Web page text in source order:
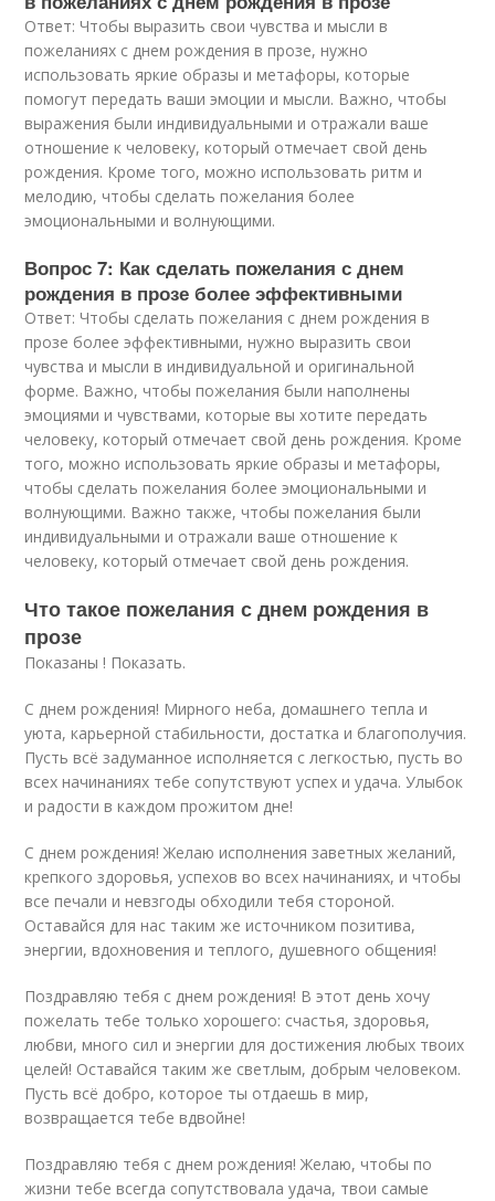
Ответ: Чтобы выразить свои чувства и мысли в
пожеланиях с днем рождения в прозе, нужно
использовать яркие образы и метафоры, которые
помогут передать ваши эмоции и мысли. Важно, чтобы
выражения были индивидуальными и отражали ваше
отношение к человеку, который отмечает свой день
рождения. Кроме того, можно использовать ритм и
мелодию, чтобы сделать пожелания более
эмоциональными и волнующими.
Вопрос 7: Как сделать пожелания с днем
рождения в прозе более эффективными
Ответ: Чтобы сделать пожелания с днем рождения в
прозе более эффективными, нужно выразить свои
чувства и мысли в индивидуальной и оригинальной
форме. Важно, чтобы пожелания были наполнены
эмоциями и чувствами, которые вы хотите передать
человеку, который отмечает свой день рождения. Кроме
того, можно использовать яркие образы и метафоры,
чтобы сделать пожелания более эмоциональными и
волнующими. Важно также, чтобы пожелания были
индивидуальными и отражали ваше отношение к
человеку, который отмечает свой день рождения.
Что такое пожелания с днем рождения в
прозе
Показаны ! Показать.
С днем рождения! Мирного неба, домашнего тепла и
уюта, карьерной стабильности, достатка и благополучия.
Пусть всё задуманное исполняется с легкостью, пусть во
всех начинаниях тебе сопутствуют успех и удача. Улыбок
и радости в каждом прожитом дне!
С днем рождения! Желаю исполнения заветных желаний,
крепкого здоровья, успехов во всех начинаниях, и чтобы
все печали и невзгоды обходили тебя стороной.
Оставайся для нас таким же источником позитива,
энергии, вдохновения и теплого, душевного общения!
Поздравляю тебя с днем рождения! В этот день хочу
пожелать тебе только хорошего: счастья, здоровья,
любви, много сил и энергии для достижения любых твоих
целей! Оставайся таким же светлым, добрым человеком.
Пусть всё добро, которое ты отдаешь в мир,
возвращается тебе вдвойне!
Поздравляю тебя с днем рождения! Желаю, чтобы по
жизни тебе всегда сопутствовала удача, твои самые